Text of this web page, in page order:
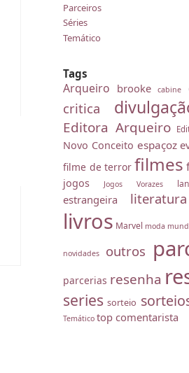
Parceiros
Séries
Temático
Tags
Arqueiro brooke cabine
critica
Editora Arqueiro
Novo Conceito espaçoz
filme de terror filmes
jogos Jogos Vorazes
estrangeira
livros Marvel moda
novidades outros
parcerias resenha
series sorteio
Temático top comentarista